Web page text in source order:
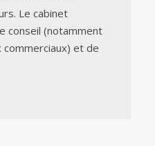
Le cabinet
conseil (notamment
commerciaux) et de